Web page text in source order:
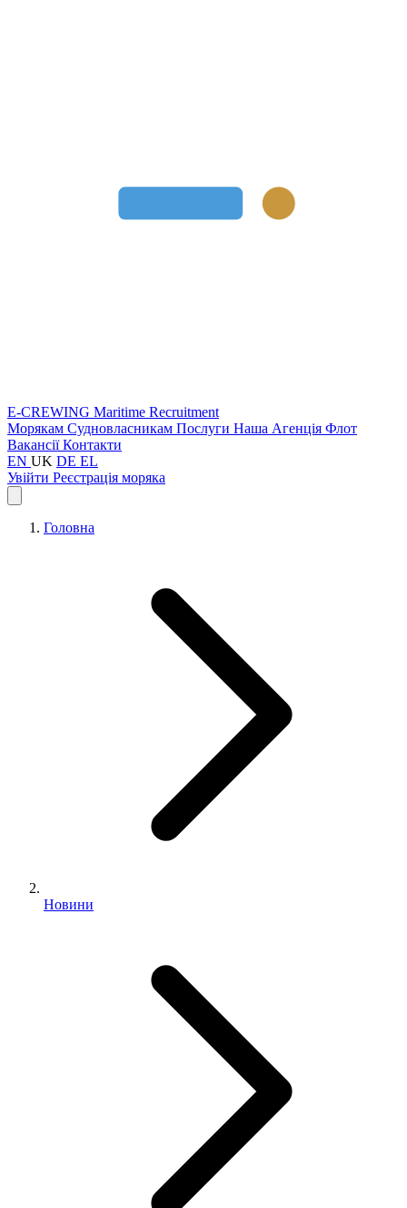
E-CREWING Maritime Recruitment
Морякам Судновласникам Послуги Наша Агенція Флот
ВакансіїКонтакти
EN UK DE EL
Увійти Реєстрація моряка
Головна
Новини